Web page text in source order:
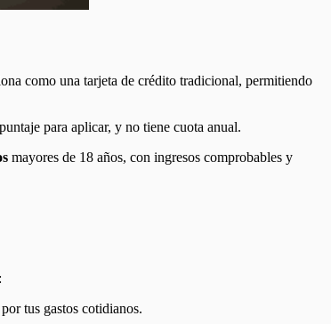
como una tarjeta de crédito tradicional, permitiendo
para aplicar, y no tiene cuota anual.
mayores de 18 años, con ingresos comprobables y
tus gastos cotidianos.